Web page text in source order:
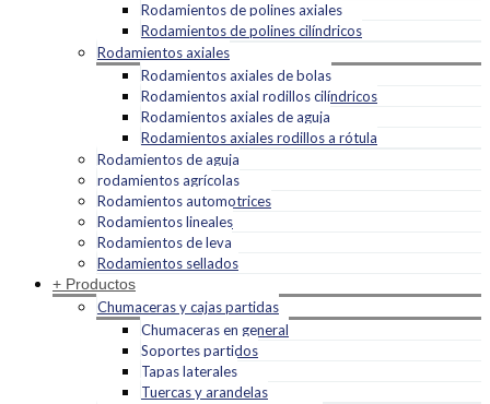
Rodamientos de polines axiales
Rodamientos de polines cilíndricos
Rodamientos axiales
Rodamientos axiales de bolas
Rodamientos axial rodillos cilíndricos
Rodamientos axiales de aguja
Rodamientos axiales rodillos a rótula
Rodamientos de aguja
rodamientos agrícolas
Rodamientos automotrices
Rodamientos lineales
Rodamientos de leva
Rodamientos sellados
+ Productos
Chumaceras y cajas partidas
Chumaceras en general
Soportes partidos
Tapas laterales
Tuercas y arandelas